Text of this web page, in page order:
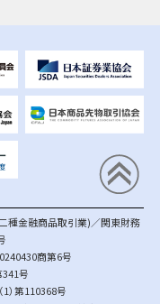
種金融商品取引業)／関東財務
商第6号
号
）第110368号